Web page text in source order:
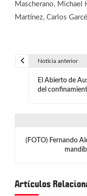
Mascherano, Michael
Martínez, Carlos
i
Noticia anterior
El Abierto de
del
(FOTO) Fernando
Artículos